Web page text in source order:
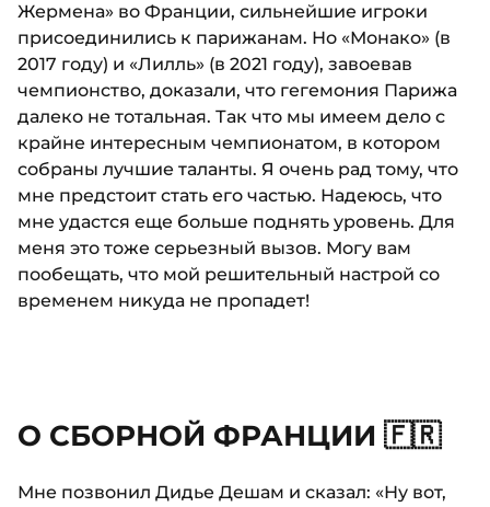
Жермена» во Франции, сильнейшие игроки
присоединились к парижанам. Но «Монако» (в
2017 году) и «Лилль» (в 2021 году), завоевав
чемпионство, доказали, что гегемония Парижа
далеко не тотальная. Так что мы имеем дело с
крайне интересным чемпионатом, в котором
собраны лучшие таланты. Я очень рад тому, что
мне предстоит стать его частью. Надеюсь, что
мне удастся еще больше поднять уровень. Для
меня это тоже серьезный вызов. Могу вам
пообещать, что мой решительный настрой со
временем никуда не пропадет!
О СБОРНОЙ ФРАНЦИИ 🇫🇷
Мне позвонил Дидье Дешам и сказал: «Ну вот,